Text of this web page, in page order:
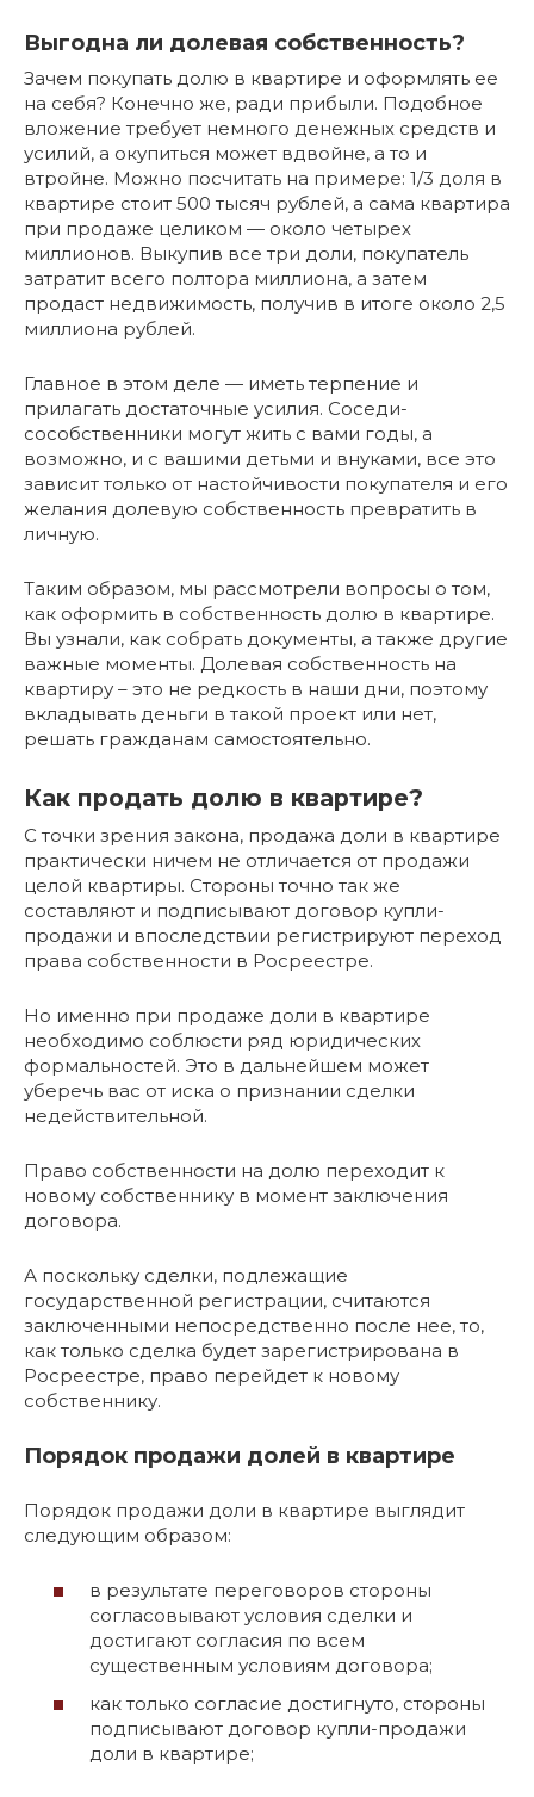
Выгодна ли долевая собственность?
Зачем покупать долю в квартире и оформлять ее
на себя? Конечно же, ради прибыли. Подобное
вложение требует немного денежных средств и
усилий, а окупиться может вдвойне, а то и
втройне. Можно посчитать на примере: 1/3 доля в
квартире стоит 500 тысяч рублей, а сама квартира
при продаже целиком — около четырех
миллионов. Выкупив все три доли, покупатель
затратит всего полтора миллиона, а затем
продаст недвижимость, получив в итоге около 2,5
миллиона рублей.
Главное в этом деле — иметь терпение и
прилагать достаточные усилия. Соседи-
сособственники могут жить с вами годы, а
возможно, и с вашими детьми и внуками, все это
зависит только от настойчивости покупателя и его
желания долевую собственность превратить в
личную.
Таким образом, мы рассмотрели вопросы о том,
как оформить в собственность долю в квартире.
Вы узнали, как собрать документы, а также другие
важные моменты. Долевая собственность на
квартиру – это не редкость в наши дни, поэтому
вкладывать деньги в такой проект или нет,
решать гражданам самостоятельно.
Как продать долю в квартире?
С точки зрения закона, продажа доли в квартире
практически ничем не отличается от продажи
целой квартиры. Стороны точно так же
составляют и подписывают договор купли-
продажи и впоследствии регистрируют переход
права собственности в Росреестре.
Но именно при продаже доли в квартире
необходимо соблюсти ряд юридических
формальностей. Это в дальнейшем может
уберечь вас от иска о признании сделки
недействительной.
Право собственности на долю переходит к
новому собственнику в момент заключения
договора.
А поскольку сделки, подлежащие
государственной регистрации, считаются
заключенными непосредственно после нее, то,
как только сделка будет зарегистрирована в
Росреестре, право перейдет к новому
собственнику.
Порядок продажи долей в квартире
Порядок продажи доли в квартире выглядит
следующим образом:
в результате переговоров стороны
согласовывают условия сделки и
достигают согласия по всем
существенным условиям договора;
как только согласие достигнуто, стороны
подписывают договор купли-продажи
доли в квартире;